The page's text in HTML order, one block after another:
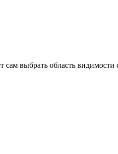
выбрать область видимости